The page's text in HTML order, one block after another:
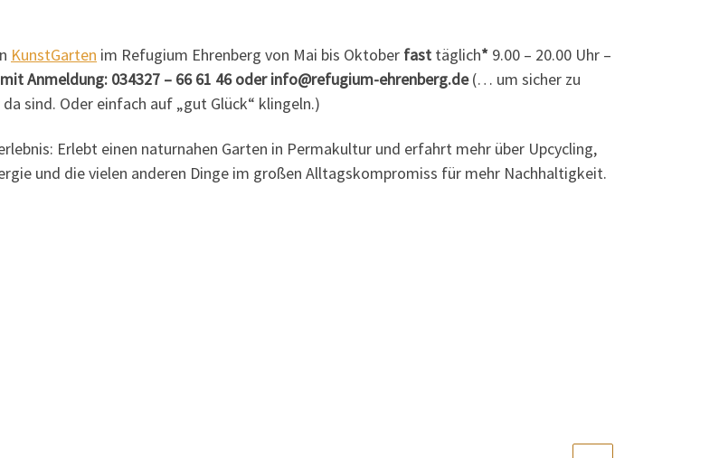
KunstGarten im Refugium Ehrenberg von Mai bis Oktober fast täglich* 9.00 – 20.00 Uhr –
Anmeldung: 034327 – 66 61 46 oder info@refugium-ehrenberg.de(… um sicher zu
sind. Oder einfach auf „gut Glück“ klingeln.)
Erlebt einen naturnahen Garten in Permakultur und erfahrt mehr über Upcycling,
und die vielen anderen Dinge im großen Alltagskompromiss für mehr Nachhaltigkeit.